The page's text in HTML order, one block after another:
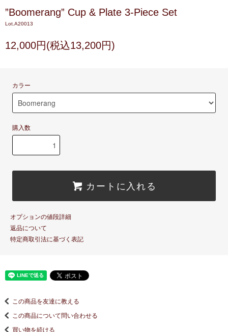
”Boomerang” Cup & Plate 3-Piece Set
Lot.A20013
12,000円(税込13,200円)
カラー
購入数
カートに入れる
オプションの値段詳細
返品について
特定商取引法に基づく表記
この商品を友達に教える
この商品について問い合わせる
買い物を続ける